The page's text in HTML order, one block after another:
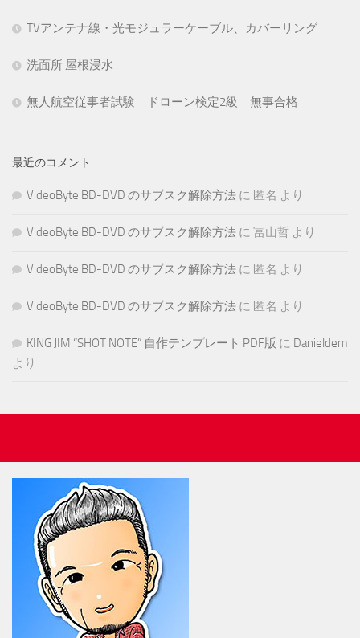
TVアンテナ線・光モジュラーケーブル、カバーリング
洗面所 屋根浸水
無人航空従事者試験 ドローン検定2級 無事合格
最近のコメント
VideoByte BD-DVD のサブスク解除方法 に 匿名 より
VideoByte BD-DVD のサブスク解除方法 に 冨山哲 より
VideoByte BD-DVD のサブスク解除方法 に 匿名 より
VideoByte BD-DVD のサブスク解除方法 に 匿名 より
KING JIM “SHOT NOTE” 自作テンプレート PDF版 に Danieldem
より